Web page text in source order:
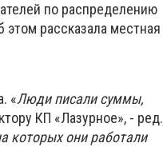
по распределению
рассказала местная
«Люди писали суммы,
КП «Лазурное», - ред.
которых они работали